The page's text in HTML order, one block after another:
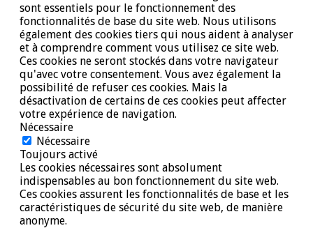
sont essentiels pour le fonctionnement des
fonctionnalités de base du site web. Nous utilisons
également des cookies tiers qui nous aident à analyser
et à comprendre comment vous utilisez ce site web.
Ces cookies ne seront stockés dans votre navigateur
qu'avec votre consentement. Vous avez également la
possibilité de refuser ces cookies. Mais la
désactivation de certains de ces cookies peut affecter
votre expérience de navigation.
Nécessaire
Nécessaire
Toujours activé
Les cookies nécessaires sont absolument
indispensables au bon fonctionnement du site web.
Ces cookies assurent les fonctionnalités de base et les
caractéristiques de sécurité du site web, de manière
anonyme.